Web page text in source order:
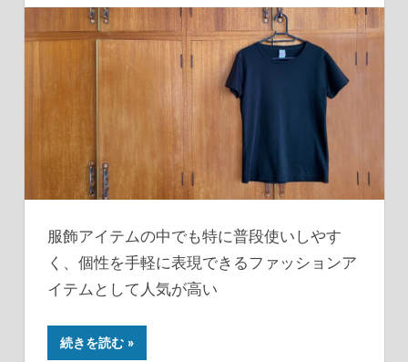
服飾アイテムの中でも特に普段使いしやす
く、個性を手軽に表現できるファッションア
イテムとして人気が高い
続きを読む